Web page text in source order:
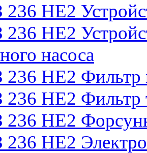
НЕ2
НЕ2
насоса
НЕ2 Фильтр
НЕ2 Фильтр
НЕ2
НЕ2